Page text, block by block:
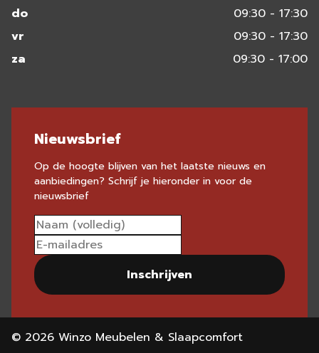
do
09:30 - 17:30
vr
09:30 - 17:30
za
09:30 - 17:00
Nieuwsbrief
Op de hoogte blijven van het laatste nieuws en
aanbiedingen? Schrijf je hieronder in voor de
nieuwsbrief
Inschrijven
© 2026 Winzo Meubelen & Slaapcomfort